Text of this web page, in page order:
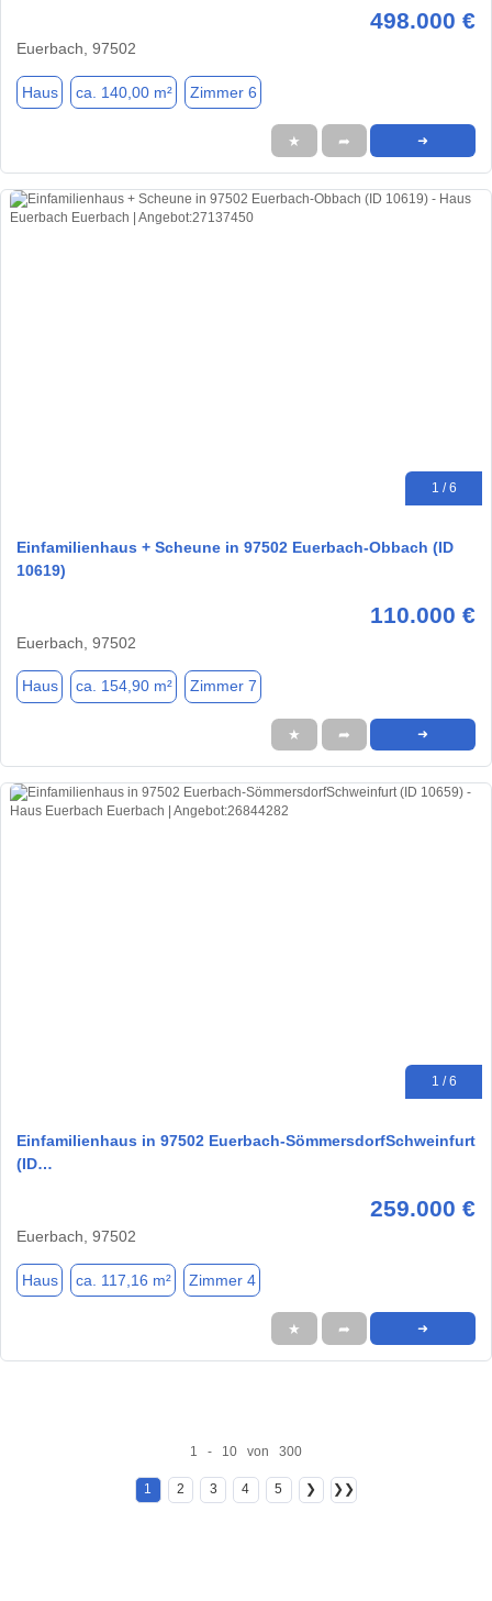
498.000 €
Euerbach, 97502
Haus ca. 140,00 m² Zimmer 6
★ ➦ ➜
1 / 6
Einfamilienhaus + Scheune in 97502 Euerbach-Obbach (ID
10619)
110.000 €
Euerbach, 97502
Haus ca. 154,90 m² Zimmer 7
★ ➦ ➜
1 / 6
Einfamilienhaus in 97502 Euerbach-SömmersdorfSchweinfurt
(ID…
259.000 €
Euerbach, 97502
Haus ca. 117,16 m² Zimmer 4
★ ➦ ➜
1 - 10 von 300
1 2 3 4 5 ❯ ❯❯